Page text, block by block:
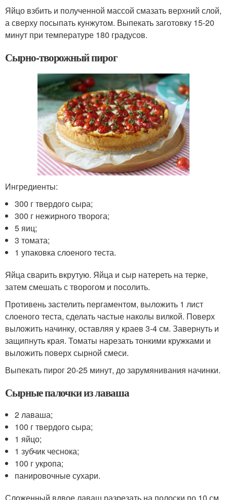
Яйцо взбить и полученной массой смазать верхний слой,
а сверху посыпать кунжутом. Выпекать заготовку 15-20
минут при температуре 180 градусов.
Сырно-творожный пирог
Ингредиенты:
300 г твердого сыра;
300 г нежирного творога;
5 яиц;
3 томата;
1 упаковка слоеного теста.
Яйца сварить вкрутую. Яйца и сыр натереть на терке,
затем смешать с творогом и посолить.
Противень застелить пергаментом, выложить 1 лист
слоеного теста, сделать частые наколы вилкой. Поверх
выложить начинку, оставляя у краев 3-4 см. Завернуть и
защипнуть края. Томаты нарезать тонкими кружками и
выложить поверх сырной смеси.
Выпекать пирог 20-25 минут, до зарумянивания начинки.
Сырные палочки из лаваша
2 лаваша;
100 г твердого сыра;
1 яйцо;
1 зубчик чеснока;
100 г укропа;
панировочные сухари.
Сложенный вдвое лаваш разрезать на полоски по 10 см